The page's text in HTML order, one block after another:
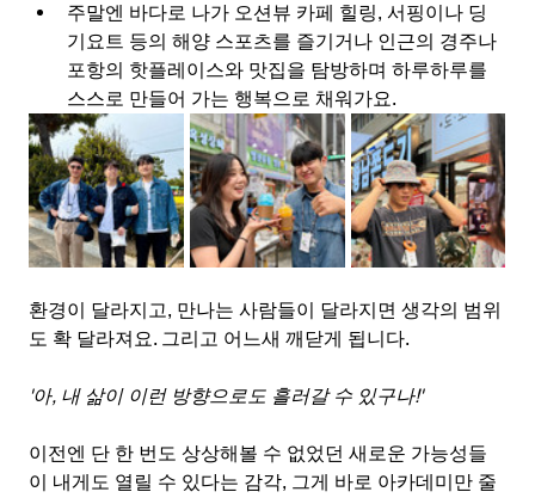
주말엔 바다로 나가 오션뷰 카페 힐링, 서핑이나 딩
기요트 등의 해양 스포츠를 즐기거나 인근의 경주나
포항의 핫플레이스와 맛집을 탐방하며 하루하루를
스스로 만들어 가는 행복으로 채워가요.
환경이 달라지고, 만나는 사람들이 달라지면 생각의 범위
도 확 달라져요. 그리고 어느새 깨닫게 됩니다.
'아, 내 삶이 이런 방향으로도 흘러갈 수 있구나!'
이전엔 단 한 번도 상상해볼 수 없었던 새로운 가능성들
이 내게도 열릴 수 있다는 감각, 그게 바로 아카데미만 줄